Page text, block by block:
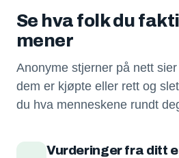
Se hva folk du
mener
Anonyme stjerner på nett
dem er kjøpte eller rett og
du hva menneskene rundt
Vurderinger fra ditt